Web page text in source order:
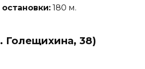
180 м.
Голещихина, 38)